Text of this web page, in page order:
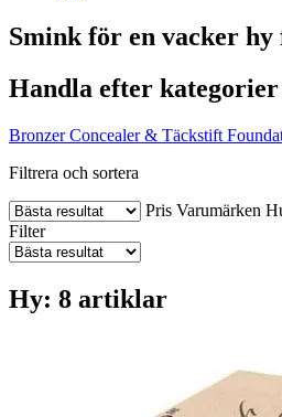
Smink för en vacker
Handla efter kategorier
Bronzer Concealer & Täckstift
Filtrera och sortera
Pris Varumärken
Filter
Hy: 8 artiklar